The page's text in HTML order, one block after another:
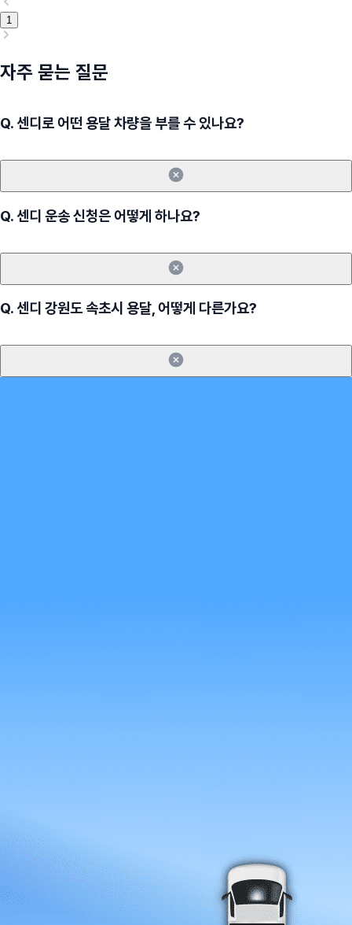
1
자주 묻는 질문
Q.센디로 어떤 용달 차량을 부를 수 있나요?
Q.센디 운송 신청은 어떻게 하나요?
Q.센디 강원도 속초시 용달, 어떻게 다른가요?